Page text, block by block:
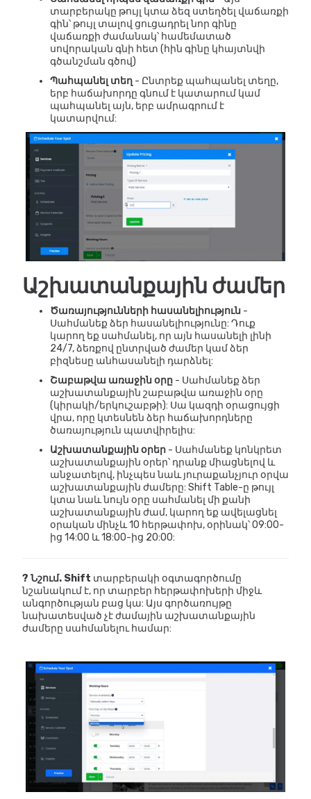
տարբերակը թույլ կտա ձեզ ստեղծել վաճառքի
գին՝ թույլ տալով ցուցադրել նոր գինը
վաճառքի ժամանակ՝ համեմատած
սովորական գնի հետ (հին գինը կհայտնվի
գծանշման գծով)
Պահպանել տեղ - Ընտրեք պահպանել տեղը,
երբ հաճախորդը գնում է կատարում կամ
պահպանել այն, երբ ամրագրում է
կատարվում:
Աշխատանքային ժամեր
Ծառայությունների հասանելիություն -
Սահմանեք ձեր հասանելիությունը: Դուք
կարող եք սահմանել, որ այն հասանելի լինի
24/7, ձեռքով ընտրված ժամեր կամ ձեր
բիզնեսը անհասանելի դարձնել:
Շաբաթվա առաջին օրը - Սահմանեք ձեր
աշխատանքային շաբաթվա առաջին օրը
(կիրակի/երկուշաբթի): Սա կազդի օրացույցի
վրա, որը կտեսնեն ձեր հաճախորդները
ծառայություն պատվիրելիս:
Աշխատանքային օրեր - Սահմանեք կոնկրետ
աշխատանքային օրեր՝ դրանք միացնելով և
անջատելով, ինչպես նաև յուրաքանչյուր օրվա
աշխատանքային ժամերը: Shift Table-ը թույլ
կտա նաև նույն օրը սահմանել մի քանի
աշխատանքային ժամ, կարող եք ավելացնել
օրական մինչև 10 հերթափոխ, օրինակ՝ 09:00-
ից 14:00 և 18:00-ից 20:00:
? Նշում. Shift տարբերակի օգտագործումը
նշանակում է, որ տարբեր հերթափոխերի միջև
անգործության բաց կա: Այս գործառույթը
նախատեսված չէ ժամային աշխատանքային
ժամերը սահմանելու համար: